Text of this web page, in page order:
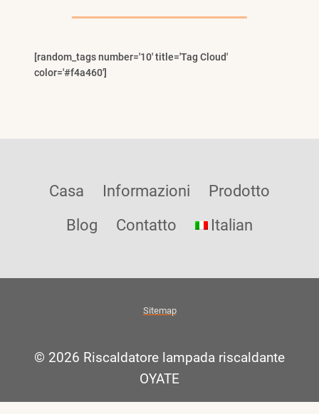
[random_tags number='10' title='Tag Cloud'
color='#f4a460']
Casa Informazioni
Prodotto
Blog
Contatto Italian
Sitemap
© 2026 Riscaldatore lampada riscaldante
OYATE